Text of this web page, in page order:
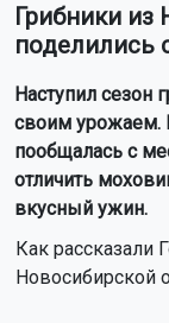
Грибники из
поделились
Наступил сезон
своим урожаем.
пообщалась с
отличить
вкусный ужин.
Как рассказали
Новосибирской